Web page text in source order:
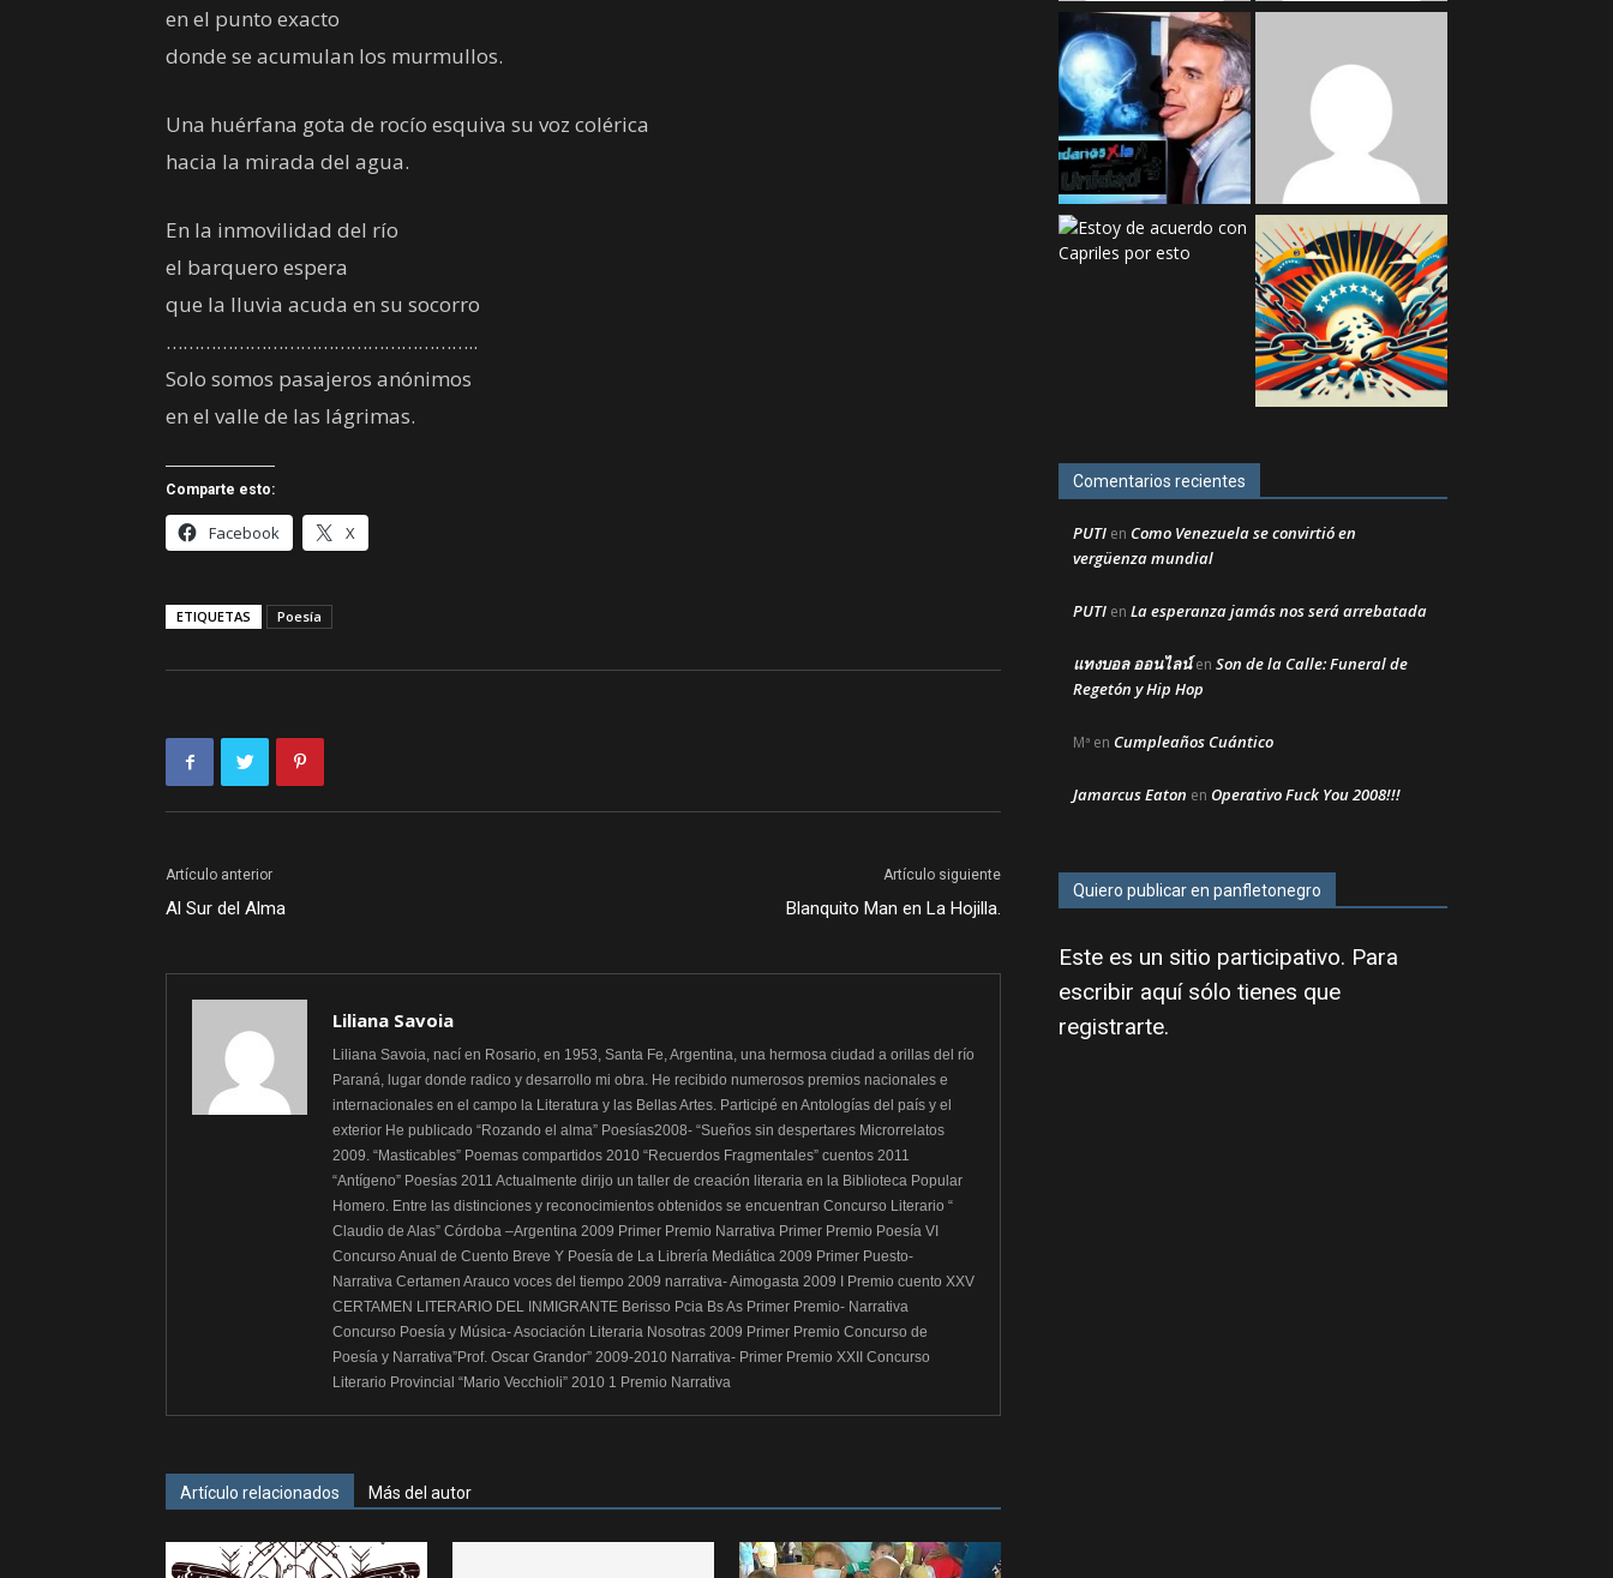
en el punto exacto
donde se acumulan los murmullos.
Una huérfana gota de rocío esquiva su voz colérica
hacia la mirada del agua.
En la inmovilidad del río
el barquero espera
que la lluvia acuda en su socorro
………………………………………………..
Solo somos pasajeros anónimos
en el valle de las lágrimas.
Comparte esto:
Facebook X
ETIQUETAS Poesía
Artículo anterior
Al Sur del Alma
Artículo siguiente
Blanquito Man en La Hojilla.
Liliana Savoia
Liliana Savoia, nací en Rosario, en 1953, Santa Fe, Argentina, una hermosa ciudad a orillas del río
Paraná, lugar donde radico y desarrollo mi obra. He recibido numerosos premios nacionales e
internacionales en el campo la Literatura y las Bellas Artes. Participé en Antologías del país y el
exterior He publicado “Rozando el alma” Poesías2008- “Sueños sin despertares Microrrelatos
2009. “Masticables” Poemas compartidos 2010 “Recuerdos Fragmentales” cuentos 2011
“Antígeno” Poesías 2011 Actualmente dirijo un taller de creación literaria en la Biblioteca Popular
Homero. Entre las distinciones y reconocimientos obtenidos se encuentran Concurso Literario “
Claudio de Alas” Córdoba –Argentina 2009 Primer Premio Narrativa Primer Premio Poesía VI
Concurso Anual de Cuento Breve Y Poesía de La Librería Mediática 2009 Primer Puesto-
Narrativa Certamen Arauco voces del tiempo 2009 narrativa- Aimogasta 2009 I Premio cuento XXV
CERTAMEN LITERARIO DEL INMIGRANTE Berisso Pcia Bs As Primer Premio- Narrativa
Concurso Poesía y Música- Asociación Literaria Nosotras 2009 Primer Premio Concurso de
Poesía y Narrativa”Prof. Oscar Grandor” 2009-2010 Narrativa- Primer Premio XXII Concurso
Literario Provincial “Mario Vecchioli” 2010 1 Premio Narrativa
Artículo relacionados Más del autor
Comentarios recientes
PUTI en Como Venezuela se convirtió en
vergüenza mundial
PUTI en La esperanza jamás nos será arrebatada
แทงบอล ออนไลน์en Son de la Calle: Funeral de
Regetón y Hip Hop
Mª en Cumpleaños Cuántico
Jamarcus Eaton en Operativo Fuck You 2008!!!
Quiero publicar en panfletonegro
Este es un sitio participativo. Para
escribir aquí sólo tienes que
registrarte.